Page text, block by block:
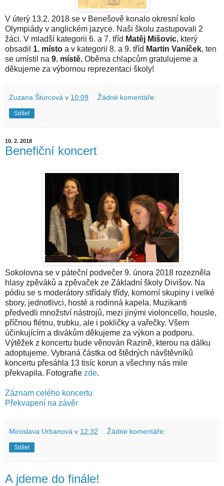
V úterý 13.2. 2018 se v Benešově konalo okresní kolo
Olympiády v anglickém jazyce. Naši školu zastupovali 2
žáci. V mladší kategorii 6. a 7. tříd Matěj Mišovic, který
obsadil 1. místo a v kategorii 8. a 9. tříd Martin Vaníček, ten
se umístil na 9. místě. Oběma chlapcům gratulujeme a
děkujeme za výbornou reprezentaci školy!
Zuzana Šturcová v 10:09 Žádné komentáře:
Sdílet
10. 2. 2018
Benefiční koncert
Sokolovna se v páteční podvečer 9. února 2018 rozezněla
hlasy zpěváků a zpěvaček ze Základní školy Divišov. Na
pódiu se s moderátory střídaly třídy, komorní skupiny i velké
sbory, jednotlivci, hosté a rodinná kapela. Muzikanti
předvedli množství nástrojů, mezi jinými violoncello, housle,
příčnou flétnu, trubku, ale i pokličky a vařečky. Všem
účinkujícím a divákům děkujeme za výkon a podporu.
Výtěžek z koncertu bude věnován Razině, kterou na dálku
adoptujeme. Vybraná částka od štědrých návštěvníků
koncertu přesáhla 13 tisíc korun a všechny nás mile
překvapila. Fotografie zde.
Záznam celého koncertu
Překvapení na závěr
Miroslava Urbanová v 12:32 Žádné komentáře:
Sdílet
A jdeme do finále!